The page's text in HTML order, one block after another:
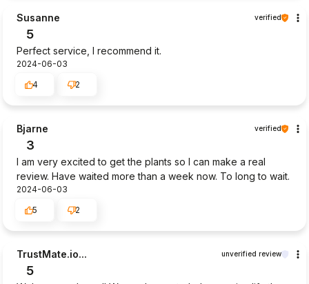
Susanne verified
5
Perfect service, I recommend it.
2024-06-03
4
2
Bjarne verified
3
I am very excited to get the plants so I can make a real
review. Have waited more than a week now. To long to wait.
2024-06-03
5
2
TrustMate.io... unverified review
5